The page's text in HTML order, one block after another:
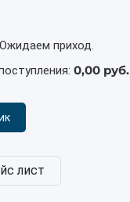
приход.
0,00 руб.
лист